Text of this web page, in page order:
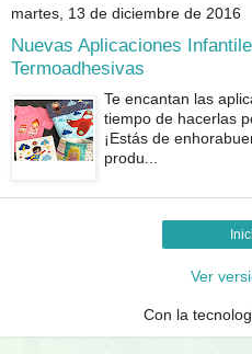
martes, 13 de diciembre de 2016
Nuevas Aplicaciones
Termoadhesivas
Te encantan las
tiempo de hacerlas
¡Estás de
produ...
Ver
Con la